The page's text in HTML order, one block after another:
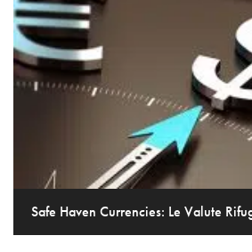
Safe Haven Currencies: Le Valute